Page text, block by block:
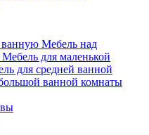
Мебель над
Мебель для маленькой
для средней ванной
ванной комнаты